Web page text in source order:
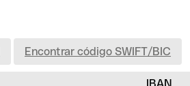
Encontrar código SWIFT/BIC